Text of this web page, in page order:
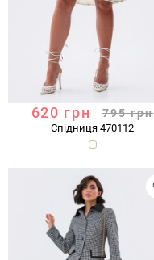
620 грн 795 грн
Спідниця 470112